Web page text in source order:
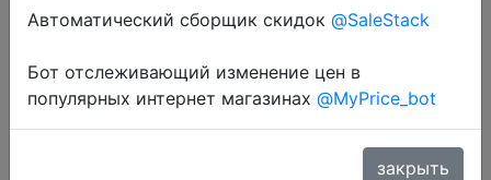
Перейти в магазин
Автоматический сборщик скидок @SaleStack
Бот отслеживающий изменение цен в
популярных интернет магазинах @MyPrice_bot
закрыть